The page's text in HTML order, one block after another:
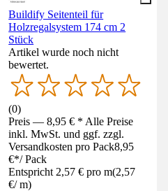
Buildify Seitenteil für
Holzregalsystem 174 cm 2
Stück
Artikel wurde noch nicht
bewertet.
(0)
Preis — 8,95 € * Alle Preise
inkl. MwSt. und ggf. zzgl.
Versandkosten pro Pack8,95
€*/ Pack
Entspricht 2,57 € pro m(2,57
€/ m)